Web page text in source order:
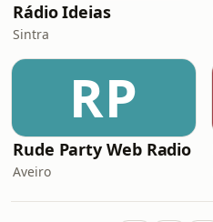
Rádio Ideias
Sintra
RP
Rude Party Web Radio
Aveiro